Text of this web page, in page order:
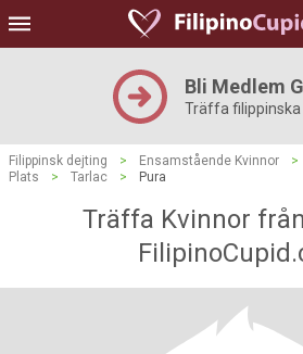
Bli Medlem
Träffa filippinska
Filippinsk dejting > Ensamstående Kvinnor >
Plats
> Tarlac > Pura
Träffa Kvinnor